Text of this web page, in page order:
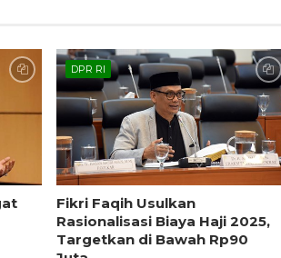
DPR RI
Fikri Faqih Usulkan
Rasionalisasi Biaya Haji 2025,
Targetkan di Bawah Rp90